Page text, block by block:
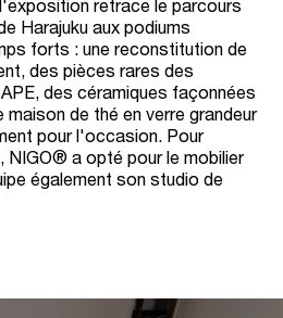
retrace le parcours
Harajuku aux podiums
forts : une reconstitution de
des pièces rares des
des céramiques façonnées
maison de thé en verre grandeur
pour l'occasion. Pour
NIGO® a opté pour le mobilier
également son studio de